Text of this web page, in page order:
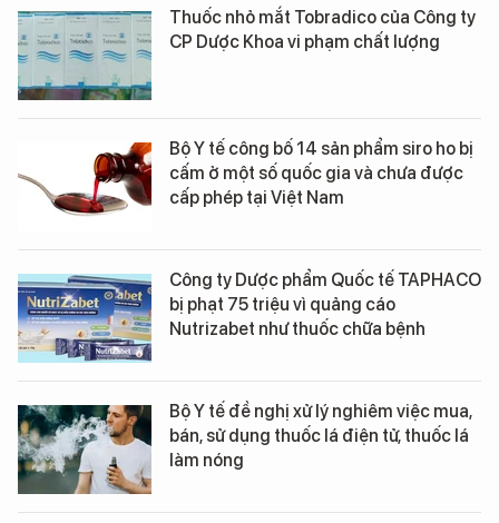
Thuốc nhỏ mắt Tobradico của Công ty
CP Dược Khoa vi phạm chất lượng
Bộ Y tế công bố 14 sản phẩm siro ho bị
cấm ở một số quốc gia và chưa được
cấp phép tại Việt Nam
Công ty Dược phẩm Quốc tế TAPHACO
bị phạt 75 triệu vì quảng cáo
Nutrizabet như thuốc chữa bệnh
Bộ Y tế đề nghị xử lý nghiêm việc mua,
bán, sử dụng thuốc lá điện tử, thuốc lá
làm nóng